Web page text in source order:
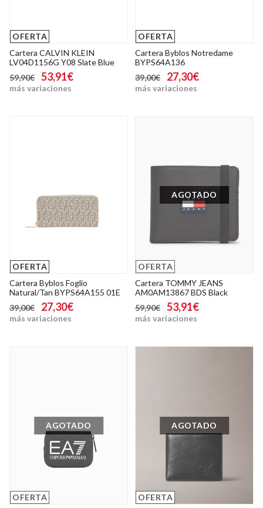
OFERTA
Cartera CALVIN KLEIN
LV04D1156G Y08 Slate Blue
59,90€
53,91€
más variaciones
OFERTA
Cartera Byblos Notredame
BYPS64A136
39,00€
27,30€
más variaciones
OFERTA
Cartera Byblos Foglio
Natural/Tan BYPS64A155 01E
39,00€
27,30€
más variaciones
OFERTA
AGOTADO
Cartera TOMMY JEANS
AM0AM13867 BDS Black
59,90€
53,91€
más variaciones
OFERTA
AGOTADO
OFERTA
AGOTADO